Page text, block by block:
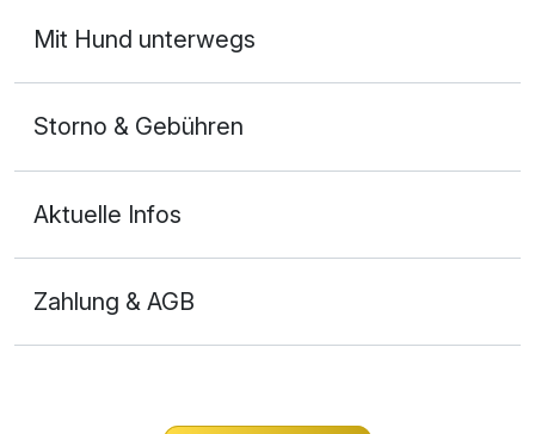
Mit Hund unterwegs
Storno & Gebühren
Aktuelle Infos
Zahlung & AGB